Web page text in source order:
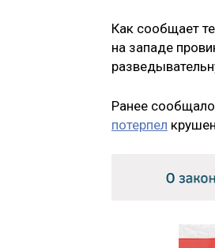
Как сообщает
на западе
Ранее
потерпел